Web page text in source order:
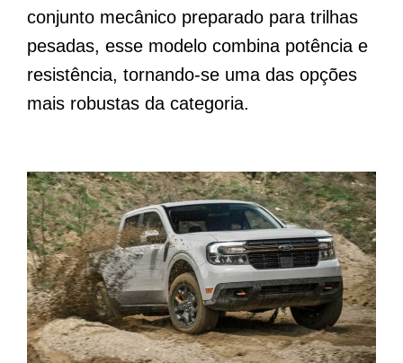
conjunto mecânico preparado para trilhas
pesadas, esse modelo combina potência e
resistência, tornando-se uma das opções
mais robustas da categoria.